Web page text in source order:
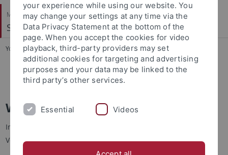
Mathematisch-Naturwissenschaftliche Fakultät
Symbolisches Rechnen
You are here: Startseite ... Wintersemester 2017/2018
Ausgewählte Themen zur Computersicherheit
Wintersemester 2017/2018
Im Wintersemester 2017/2018 werden folgende
Veranstaltungen angeboten:
your experience while using our website. You
may change your settings at any time via the
Data Privacy Statement at the bottom of the
page. When you accept the cookies for video
playback, third-party providers may set
additional cookies for targeting and advertising
purposes and your data may be linked to the
third party’s other services.
Essential Videos